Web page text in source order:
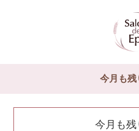
今月も
今月も